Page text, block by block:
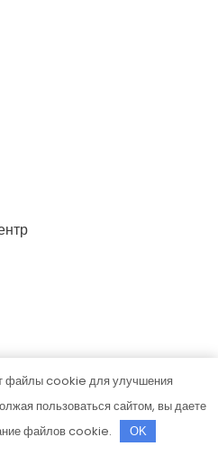
файлы cookie для улучшения
пользоваться сайтом, вы даете
файлов cookie.
OK